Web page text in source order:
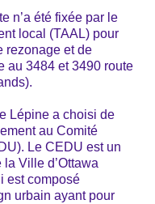
n’a été fixée par le
local (TAAL) pour
rezonage et de
au 3484 et 3490 route
Lépine a choisi de
au Comité
Le CEDU est un
Ville d’Ottawa
est composé
urbain ayant pour